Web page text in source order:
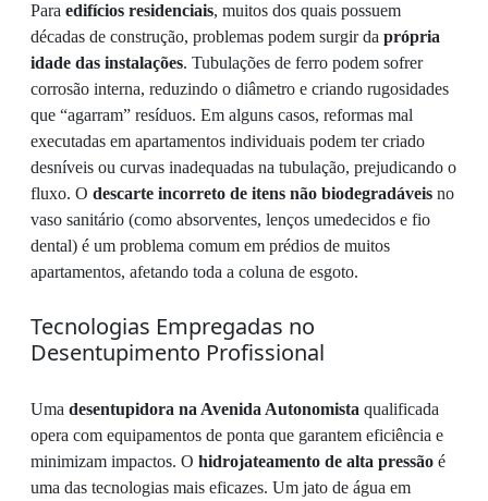
Para edifícios residenciais, muitos dos quais possuem
décadas de construção, problemas podem surgir da própria
idade das instalações. Tubulações de ferro podem sofrer
corrosão interna, reduzindo o diâmetro e criando rugosidades
que “agarram” resíduos. Em alguns casos, reformas mal
executadas em apartamentos individuais podem ter criado
desníveis ou curvas inadequadas na tubulação, prejudicando o
fluxo. O descarte incorreto de itens não biodegradáveis no
vaso sanitário (como absorventes, lenços umedecidos e fio
dental) é um problema comum em prédios de muitos
apartamentos, afetando toda a coluna de esgoto.
Tecnologias Empregadas no
Desentupimento Profissional
Uma desentupidora na Avenida Autonomista qualificada
opera com equipamentos de ponta que garantem eficiência e
minimizam impactos. O hidrojateamento de alta pressão é
uma das tecnologias mais eficazes. Um jato de água em